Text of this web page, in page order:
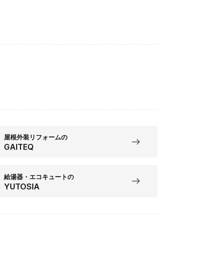
屋根外装リフォームの
GAITEQ
給湯器・エコキュートの
YUTOSIA